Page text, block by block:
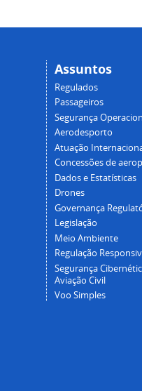
Assuntos
Regulados
Passageiros
Segurança
Aerodesporto
Atuação
Concessões de
Dados e Estatísticas
Drones
Governança
Legislação
Meio Ambiente
Regulação
Segurança
Aviação Civil
Voo Simples